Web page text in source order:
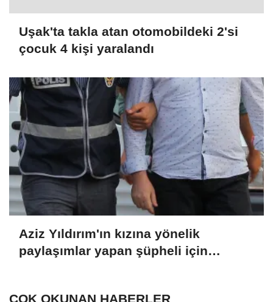
Uşak'ta takla atan otomobildeki 2'si
çocuk 4 kişi yaralandı
Aziz Yıldırım'ın kızına yönelik
paylaşımlar yapan şüpheli için
ÇOK OKUNAN HABERLER